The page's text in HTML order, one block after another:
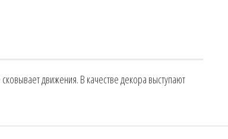
движения. В качестве декора выступают